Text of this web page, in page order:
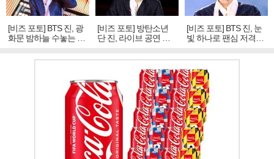
[비즈 포토] BTS 진, 광
화문 밤하늘 수놓는 '비
주얼 킹'의 열창
[비즈 포토] 방탄소년
단 진, 라이브 공연 중
빛나는 독보적 아우라
[비즈 포토] BTS 진, 눈
빛 하나로 팬심 저격…
독보적 카리스마